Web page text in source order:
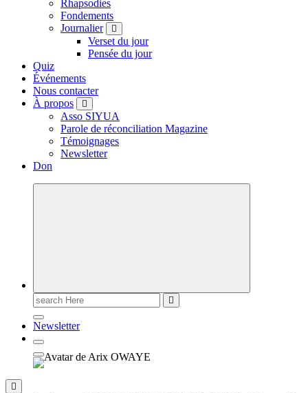
Rhapsodies
Fondements
Journalier
Verset du jour
Pensée du jour
Quiz
Événements
Nous contacter
À propos
Asso SIYUA
Parole de réconciliation Magazine
Témoignages
Newsletter
Don
Newsletter